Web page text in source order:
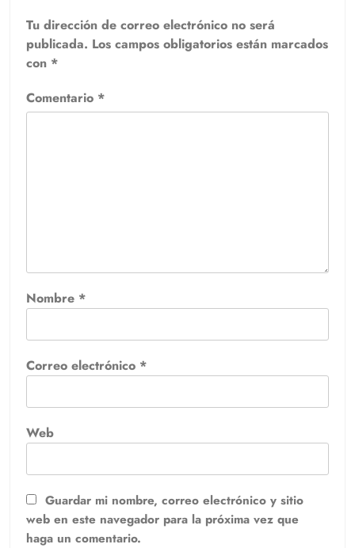
Tu dirección de correo electrónico no será
publicada. Los campos obligatorios están marcados
con *
Comentario *
Nombre *
Correo electrónico *
Web
Guardar mi nombre, correo electrónico y sitio
web en este navegador para la próxima vez que
haga un comentario.